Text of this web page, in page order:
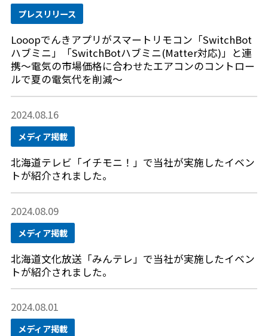
プレスリリース
Looopでんきアプリがスマートリモコン「SwitchBot
ハブミニ」「SwitchBotハブミニ(Matter対応)」と連
携～電気の市場価格に合わせたエアコンのコントロー
ルで夏の電気代を削減～
2024.08.16
メディア掲載
北海道テレビ「イチモニ！」で当社が実施したイベン
トが紹介されました。
2024.08.09
メディア掲載
北海道文化放送「みんテレ」で当社が実施したイベン
トが紹介されました。
2024.08.01
メディア掲載